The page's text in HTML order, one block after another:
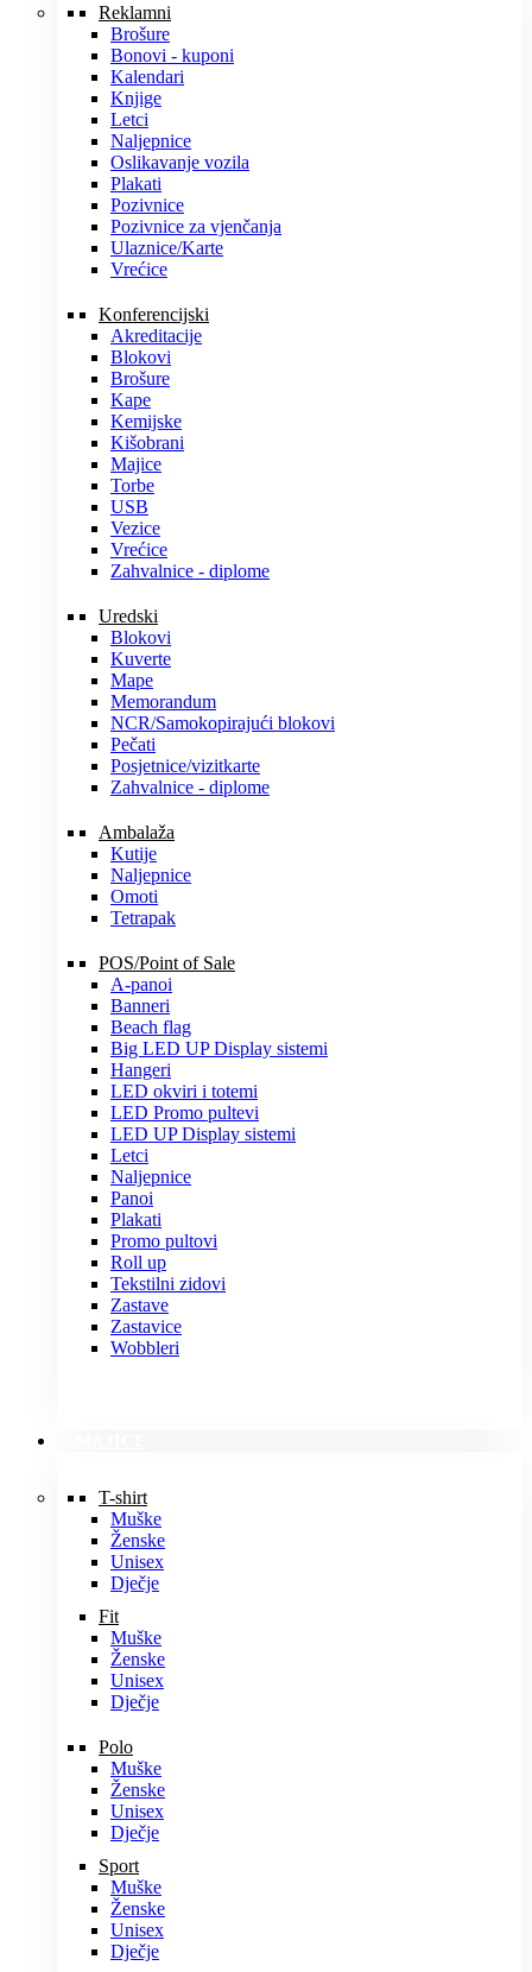
Reklamni
Brošure
Bonovi - kuponi
Kalendari
Knjige
Letci
Naljepnice
Oslikavanje vozila
Plakati
Pozivnice
Pozivnice za vjenčanja
Ulaznice/Karte
Vrećice
Konferencijski
Akreditacije
Blokovi
Brošure
Kape
Kemijske
Kišobrani
Majice
Torbe
USB
Vezice
Vrećice
Zahvalnice - diplome
Uredski
Blokovi
Kuverte
Mape
Memorandum
NCR/Samokopirajući blokovi
Pečati
Posjetnice/vizitkarte
Zahvalnice - diplome
Ambalaža
Kutije
Naljepnice
Omoti
Tetrapak
POS/Point of Sale
A-panoi
Banneri
Beach flag
Big LED UP Display sistemi
Hangeri
LED okviri i totemi
LED Promo pultevi
LED UP Display sistemi
Letci
Naljepnice
Panoi
Plakati
Promo pultovi
Roll up
Tekstilni zidovi
Zastave
Zastavice
Wobbleri
T-shirt
Muške
Ženske
Unisex
Dječje
Fit
Muške
Ženske
Unisex
Dječje
Polo
Muške
Ženske
Unisex
Dječje
Sport
Muške
Ženske
Unisex
Dječje